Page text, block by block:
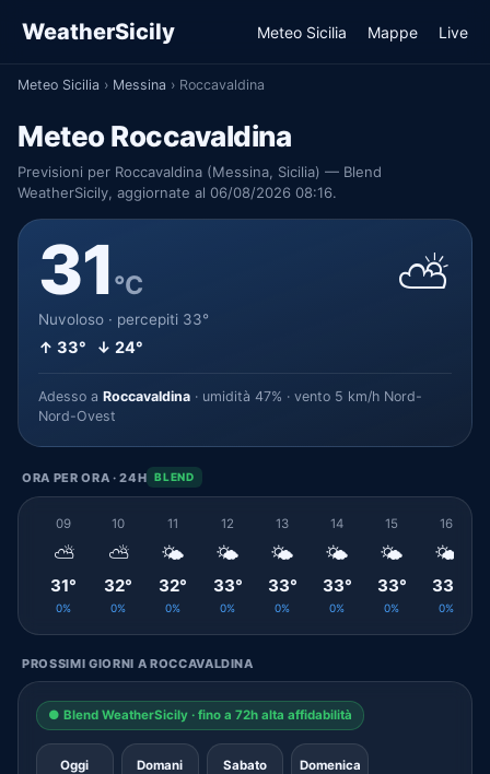
WeatherSicily Meteo Sicilia Mappe Live
Meteo Sicilia › Messina › Roccavaldina
Meteo Roccavaldina
Previsioni per Roccavaldina (Messina, Sicilia) — Blend
WeatherSicily, aggiornate al 06/08/2026 08:16.
31°C
Nuvoloso · percepiti 33°
↑ 33° ↓ 24°
⛅
Adesso a Roccavaldina · umidità 47% · vento 5 km/h Nord-
Nord-Ovest
ORA PER ORA · 24H BLEND
09
⛅
31°
0%
10
⛅
32°
0%
11
🌤️
32°
0%
12
🌤️
33°
0%
13
🌤️
33°
0%
14
🌤️
33°
0%
15
🌤️
33°
0%
16
🌤️
33°
0%
PROSSIMI GIORNI A ROCCAVALDINA
● Blend WeatherSicily · fino a 72h alta affidabilità
Oggi Domani Sabato Domenica